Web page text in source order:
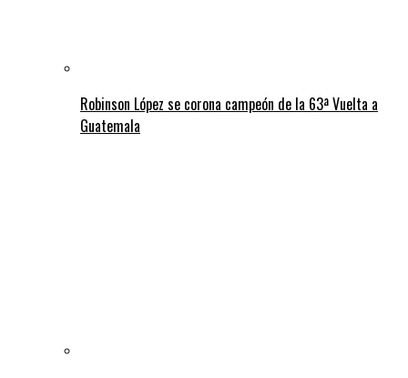
Robinson López se corona campeón de la 63ª Vuelta a
Guatemala